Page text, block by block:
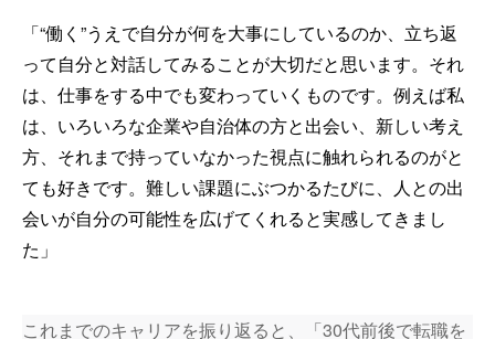
「“働く”うえで自分が何を大事にしているのか、立ち返
って自分と対話してみることが大切だと思います。それ
は、仕事をする中でも変わっていくものです。例えば私
は、いろいろな企業や自治体の方と出会い、新しい考え
方、それまで持っていなかった視点に触れられるのがと
ても好きです。難しい課題にぶつかるたびに、人との出
会いが自分の可能性を広げてくれると実感してきまし
た」
これまでのキャリアを振り返ると、「30代前後で転職を